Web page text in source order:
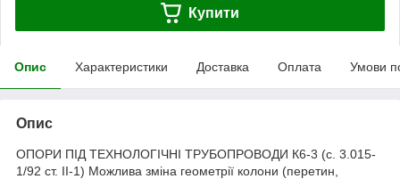
Купити
Опис Характеристики Доставка Оплата Умови
Опис
ОПОРИ ПІД ТЕХНОЛОГІЧНІ ТРУБОПРОВОДИ К6-3 (с. 3.015-
1/92 ст. II-1) Можлива зміна геометрії колони (перетин,